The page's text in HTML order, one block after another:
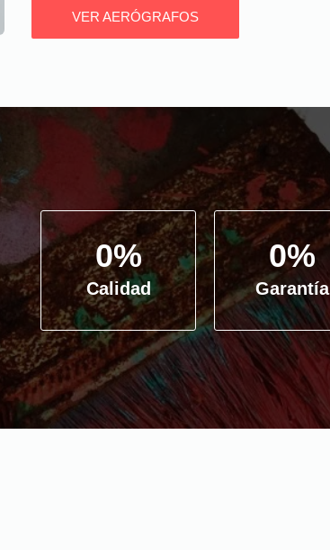
VER AERÓGRAFOS
Calidad
0%
Garantía
0%